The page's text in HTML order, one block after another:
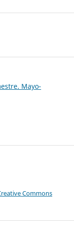
Mayo-
Commons